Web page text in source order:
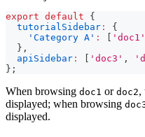
export default
{
tutorialSidebar :
{
'Category A' : 'doc1'
} ,
apiSidebar : 'doc3' ,
} ;
When browsing doc1 or doc2,
displayed; when browsing
displayed.